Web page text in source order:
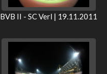
BVB II - SC Verl | 19.11.2011